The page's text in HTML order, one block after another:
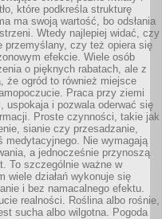
które podkreśla strukturę
ma swoją wartość, bo odsłania
Wtedy najlepiej widać, czy
przemyślany, czy też opiera się
efekcie. Wiele osób
o pięknych rabatach, ale z
że ogród to również miejsce
Praca przy ziemi
uspokaja i pozwala oderwać się
Proste czynności, takie jak
sianie czy przesadzanie,
medytacyjnego. Nie wymagają
a jednocześnie przynoszą
To szczególnie ważne w
wiele działań wykonuje się
i bez namacalnego efektu.
realności. Roślina albo rośnie,
sucha albo wilgotna. Pogoda